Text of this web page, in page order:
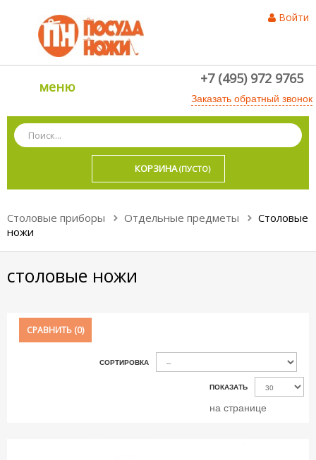
Войти
меню +7 (495) 972 9765
Заказать обратный звонок
КОРЗИНА (ПУСТО)
Столовые приборы Отдельные предметы
Столовые
ножи
столовые ножи
СРАВНИТЬ (0)
СОРТИРОВКА
ПОКАЗАТЬ
на странице